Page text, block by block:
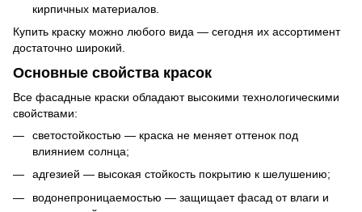
кирпичных материалов.
Купить краску можно любого вида — сегодня их ассортимент
достаточно широкий.
Основные свойства красок
Все фасадные краски обладают высокими технологическими
свойствами:
светостойкостью — краска не меняет оттенок под
влиянием солнца;
адгезией — высокая стойкость покрытию к шелушению;
водонепроницаемостью — защищает фасад от влаги и